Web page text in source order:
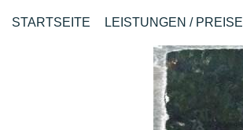
STARTSEITE LEISTUNGEN / PREISE